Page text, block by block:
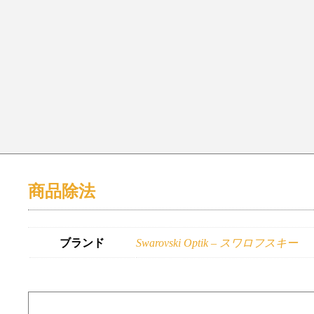
商品除法
ブランド Swarovski Optik – スワロフスキー